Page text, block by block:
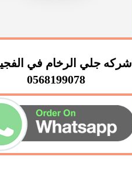
شركه جلي الرخام في
0568199078